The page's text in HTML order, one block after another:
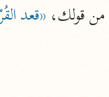
من قولك، «قعد